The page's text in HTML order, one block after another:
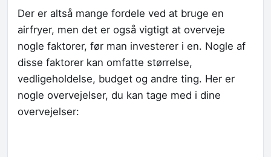
Der er altså mange fordele ved at bruge en
airfryer, men det er også vigtigt at overveje
nogle faktorer, før man investerer i en. Nogle af
disse faktorer kan omfatte størrelse,
vedligeholdelse, budget og andre ting. Her er
nogle overvejelser, du kan tage med i dine
overvejelser: